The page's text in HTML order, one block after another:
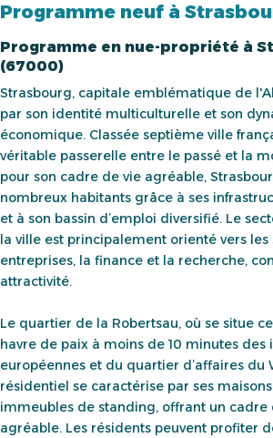
Programme neuf à
Programme en nue-propriété à
(67000)
Strasbourg, capitale emblématique de
par son identité multiculturelle et son
économique. Classée septième ville
véritable passerelle entre le passé et la
pour son cadre de vie agréable,
nombreux habitants grâce à ses
et à son bassin d’emploi diversifié. Le
la ville est principalement orienté vers les
entreprises, la finance et la recherche,
attractivité.
Le quartier de la Robertsau, où se situe
havre de paix à moins de 10 minutes des
européennes et du quartier d’affaires du
résidentiel se caractérise par ses
immeubles de standing, offrant un cadre
agréable. Les résidents peuvent profiter